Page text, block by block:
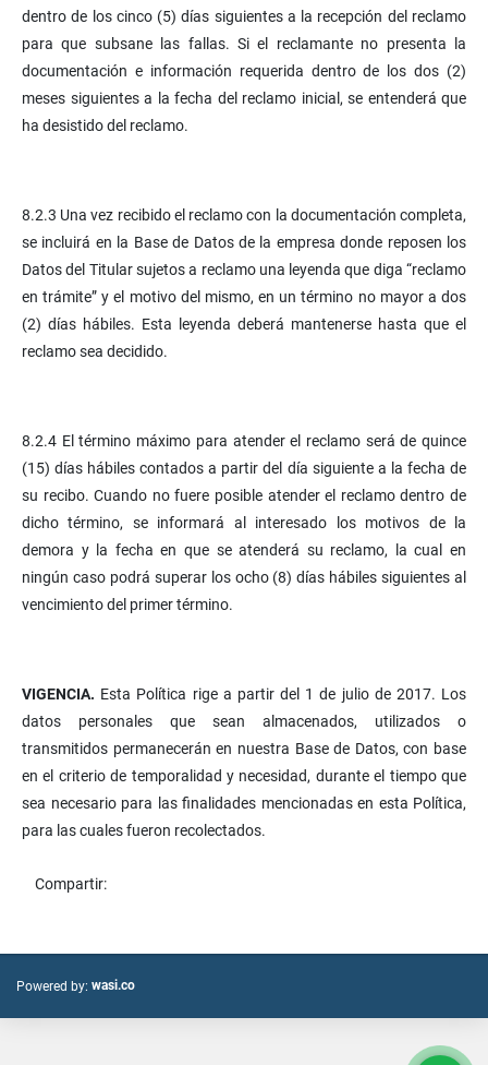
dentro de los cinco (5) días siguientes a la recepción del reclamo
para que subsane las fallas. Si el reclamante no presenta la
documentación e información requerida dentro de los dos (2)
meses siguientes a la fecha del reclamo inicial, se entenderá que
ha desistido del reclamo.
8.2.3 Una vez recibido el reclamo con la documentación completa,
se incluirá en la Base de Datos de la empresa donde reposen los
Datos del Titular sujetos a reclamo una leyenda que diga “reclamo
en trámite” y el motivo del mismo, en un término no mayor a dos
(2) días hábiles. Esta leyenda deberá mantenerse hasta que el
reclamo sea decidido.
8.2.4 El término máximo para atender el reclamo será de quince
(15) días hábiles contados a partir del día siguiente a la fecha de
su recibo. Cuando no fuere posible atender el reclamo dentro de
dicho término, se informará al interesado los motivos de la
demora y la fecha en que se atenderá su reclamo, la cual en
ningún caso podrá superar los ocho (8) días hábiles siguientes al
vencimiento del primer término.
VIGENCIA. Esta Política rige a partir del 1 de julio de 2017. Los
datos personales que sean almacenados, utilizados o
transmitidos permanecerán en nuestra Base de Datos, con base
en el criterio de temporalidad y necesidad, durante el tiempo que
sea necesario para las finalidades mencionadas en esta Política,
para las cuales fueron recolectados.
Compartir:
Powered by: wasi.co